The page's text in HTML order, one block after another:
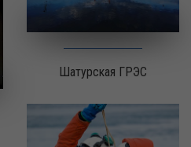
Шатурская ГРЭС